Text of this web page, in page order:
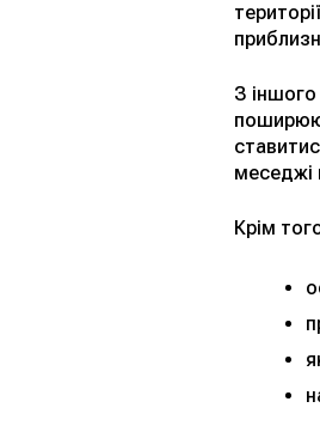
З
меседжі
Крім